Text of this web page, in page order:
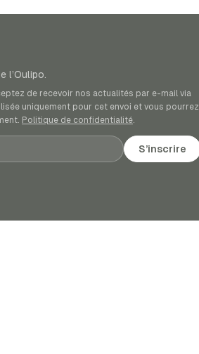
l’Oulipo.
de recevoir nos actualités par e-mail via
uniquement pour cet envoi et vous pourrez
Politique de confidentialité.
S’inscrire